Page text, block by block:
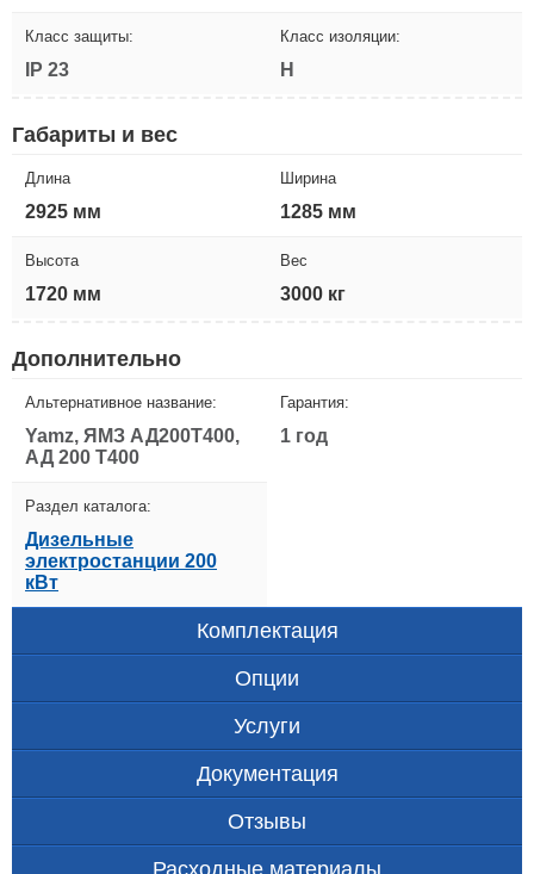
Класс защиты:
IP 23
Класс изоляции:
H
Габариты и вес
Длина
2925 мм
Ширина
1285 мм
Высота
1720 мм
Вес
3000 кг
Дополнительно
Альтернативное название:
Yamz, ЯМЗ АД200Т400,
АД 200 Т400
Гарантия:
1 год
Раздел каталога:
Дизельные
электростанции 200
кВт
Комплектация
Опции
Услуги
Документация
Отзывы